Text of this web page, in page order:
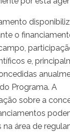
o
e,
Programa. A
sobre a
na área de